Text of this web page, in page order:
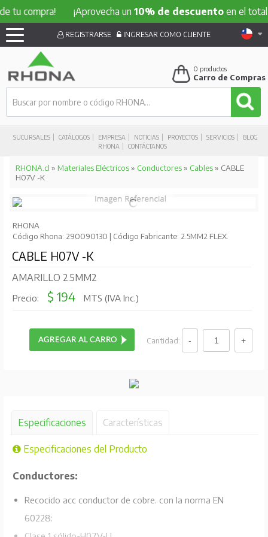
compra! ¡Aprovecha un10% de descuentoen el total
SUCURSALES CATÁLOGOS EMPRESA NOTICIAS PROYECTOS SERVICIOS
BLOG
RHONA
CONTÁCTANOS
REGISTRARSE INGRESAR COMO CLIENTE
0 productos
Carro de Compras
RHONA.cl » Materiales Eléctricos» Conductores» Cables» CABLE
H07V -K
RHONA
Código Rhona: 290090130 | Código Fabricante: 2.5MM2 FLEX.
CABLE H07V -K
AMARILLO 2.5MM2
Precio: $ 194 MTS (IVA Inc.)
Cantidad:
Especificaciones Características
Especificaciones del Producto
Conductores:
Recocido acc conductor de cobre. con la norma EN
60228: